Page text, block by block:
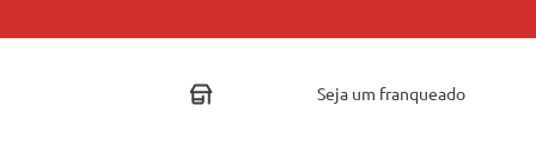
seja um franqueado